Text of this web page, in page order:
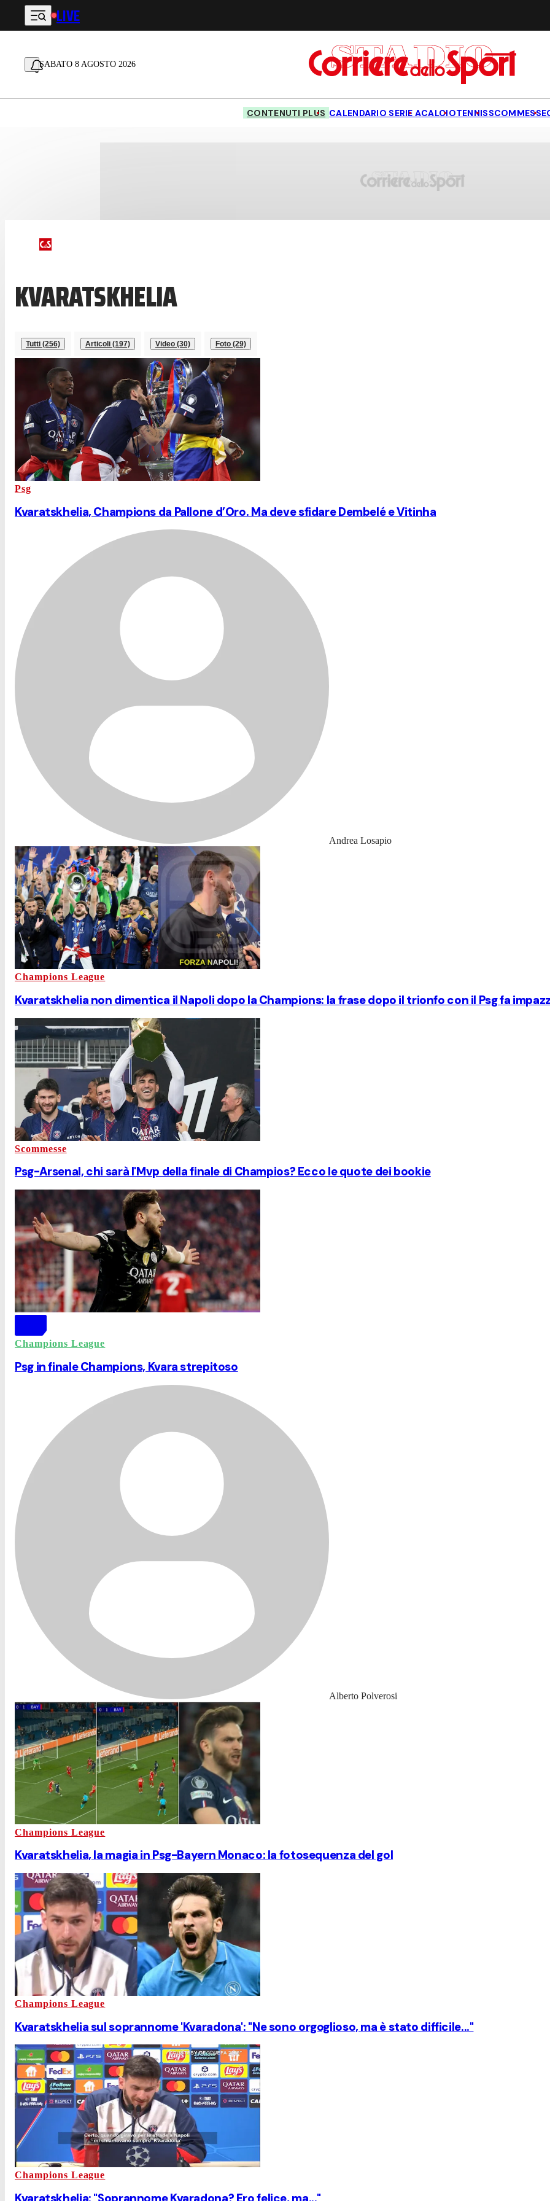
Vai al contenuto principale
LIVE
SABATO 8 AGOSTO 2026
CONTENUTI PLUS CALENDARIO SERIE ACALCIOTENNISSCOMMESSE
KVARATSKHELIA
Tutti (256) Articoli (197) Video (30) Foto (29)
Psg
Kvaratskhelia, Champions da Pallone d’Oro. Ma deve sfidare Dembelé e Vitinha
Andrea Losapio
Champions League
Kvaratskhelia non dimentica il Napoli dopo la Champions: la frase dopo il trionfo con il Psg fa
Scommesse
Psg-Arsenal, chi sarà l'Mvp della finale di Champios? Ecco le quote dei bookie
Champions League
Psg in finale Champions, Kvara strepitoso
Alberto Polverosi
Champions League
Kvaratskhelia, la magia in Psg-Bayern Monaco: la fotosequenza del gol
Champions League
Kvaratskhelia sul soprannome 'Kvaradona': "Ne sono orgoglioso, ma è stato difficile..."
Champions League